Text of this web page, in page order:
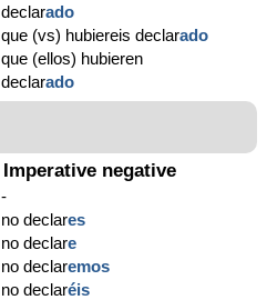
declarado
que (vs) hubiereis declarado
que (ellos) hubieren
declarado
Imperative negative
-
no declares
no declare
no declaremos
no declaréis